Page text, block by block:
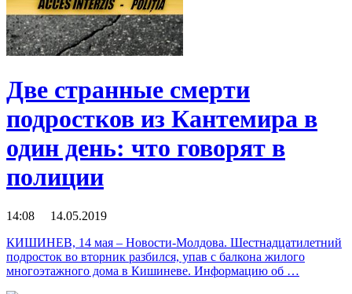
Две странные смерти
подростков из Кантемира в
один день: что говорят в
полиции
14:08 14.05.2019
КИШИНЕВ, 14 мая – Новости-Молдова. Шестнадцатилетний
подросток во вторник разбился, упав с балкона жилого
многоэтажного дома в Кишиневе. Информацию об …